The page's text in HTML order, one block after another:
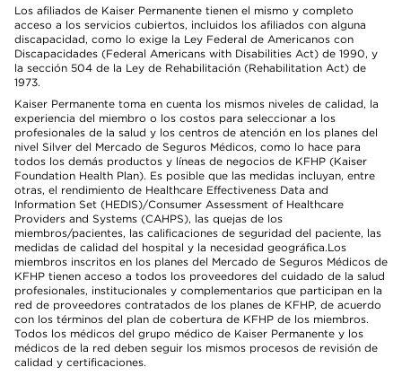
Los afiliados de Kaiser Permanente tienen el mismo y completo
acceso a los servicios cubiertos, incluidos los afiliados con alguna
discapacidad, como lo exige la Ley Federal de Americanos con
Discapacidades (Federal Americans with Disabilities Act) de 1990, y
la sección 504 de la Ley de Rehabilitación (Rehabilitation Act) de
1973.
Kaiser Permanente toma en cuenta los mismos niveles de calidad, la
experiencia del miembro o los costos para seleccionar a los
profesionales de la salud y los centros de atención en los planes del
nivel Silver del Mercado de Seguros Médicos, como lo hace para
todos los demás productos y líneas de negocios de KFHP (Kaiser
Foundation Health Plan). Es posible que las medidas incluyan, entre
otras, el rendimiento de Healthcare Effectiveness Data and
Information Set (HEDIS)/Consumer Assessment of Healthcare
Providers and Systems (CAHPS), las quejas de los
miembros/pacientes, las calificaciones de seguridad del paciente, las
medidas de calidad del hospital y la necesidad geográfica.Los
miembros inscritos en los planes del Mercado de Seguros Médicos de
KFHP tienen acceso a todos los proveedores del cuidado de la salud
profesionales, institucionales y complementarios que participan en la
red de proveedores contratados de los planes de KFHP, de acuerdo
con los términos del plan de cobertura de KFHP de los miembros.
Todos los médicos del grupo médico de Kaiser Permanente y los
médicos de la red deben seguir los mismos procesos de revisión de
calidad y certificaciones.